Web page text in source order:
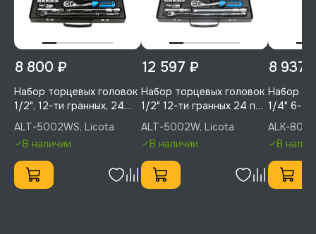
8 800 ₽
Набор торцевых головок
1/2", 12-ти гранных, 24
пр., 5/16 - 1-1/4", Licota,
ALT-5002WS
ALT-5002WS, Licota
В наличии
12 597 ₽
Набор торцевых головок
1/2" 12-ти гранных 24 пр.,
10-32 мм, Licota, ALT-
5002W
ALT-5002W, Licota
В наличии
8 937
Набор
1/4" 6-ти
4-14 мм,
8003F
ALK-
В